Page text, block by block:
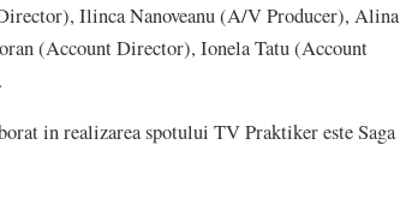
Ilinca Nanoveanu (A/V Producer), Alina
(Account Director), Ionela Tatu (Account
in realizarea spotului TV Praktiker este Saga